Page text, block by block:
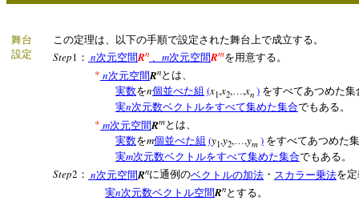
舞台
設定
この定理は、以下の手順で設定された舞台上で成立する。
Step1 ： n次元空間Rn 、 m次元空間Rmを用意する。
* n次元空間Rnとは、
実数をn個並べた組 (x1,x2, ,xn ) をすべてあつめた集
実n次元数ベクトルをすべて集めた集合でもある。
* m次元空間Rmとは、
実数をm個並べた組 (y1,y2, ,ym ) をすべてあつめた
実m次元数ベクトルをすべて集めた集合でもある。
Step2 ： n次元空間Rnに通例のベクトルの加法 ・ スカラー乗法を
実n次元数ベクトル空間Rnとする。